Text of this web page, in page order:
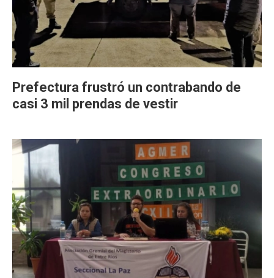
Prefectura frustró un contrabando de
casi 3 mil prendas de vestir